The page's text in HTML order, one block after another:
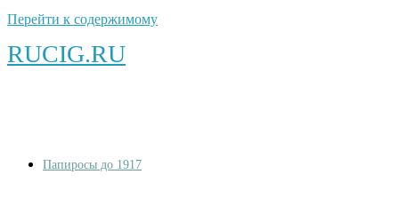
Перейти к содержимому
RUCIG.RU
Папиросы до 1917